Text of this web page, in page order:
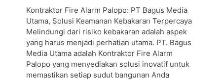
Kontraktor Fire Alarm Palopo: PT Bagus Media
Utama, Solusi Keamanan Kebakaran Terpercaya
Melindungi dari risiko kebakaran adalah aspek
yang harus menjadi perhatian utama. PT. Bagus
Media Utama adalah Kontraktor Fire Alarm
Palopo yang menyediakan solusi inovatif untuk
memastikan setiap sudut bangunan Anda